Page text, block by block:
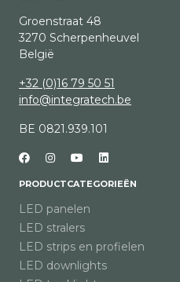
Groenstraat 48
3270 Scherpenheuvel
België
+32 (0)16 79 50 51
info@integratech.be
BE 0821.939.101
PRODUCTCATEGORIEËN
LED panelen
LED stralers
LED strips en profielen
LED downlights